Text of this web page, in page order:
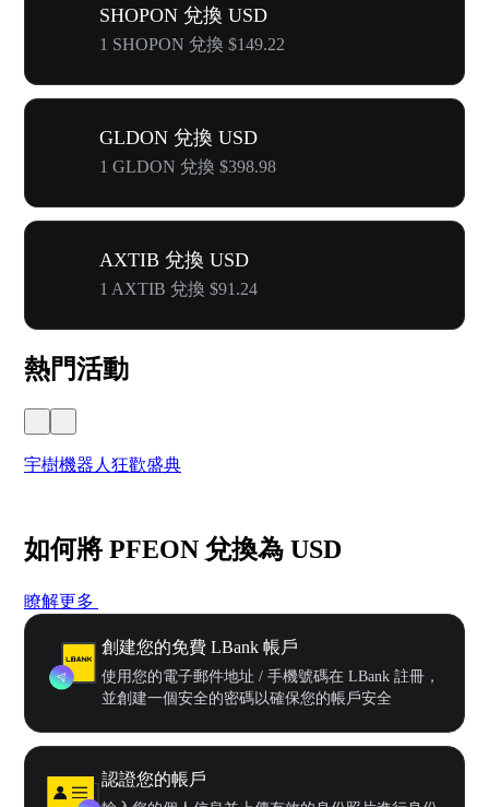
SHOPON 兌換 USD
1 SHOPON 兌換 $149.22
GLDON 兌換 USD
1 GLDON 兌換 $398.98
AXTIB 兌換 USD
1 AXTIB 兌換 $91.24
熱門活動
宇樹機器人狂歡盛典
如何將 PFEON 兌換為 USD
瞭解更多
創建您的免費 LBank 帳戶
使用您的電子郵件地址 / 手機號碼在 LBank 註冊，
並創建一個安全的密碼以確保您的帳戶安全
認證您的帳戶